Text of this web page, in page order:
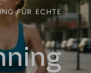
FÜR ECHTE F